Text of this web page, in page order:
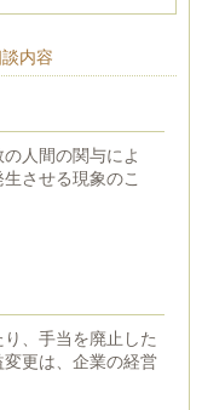
内容
人間の関与によ
させる現象のこ
、手当を廃止した
変更は、企業の経営